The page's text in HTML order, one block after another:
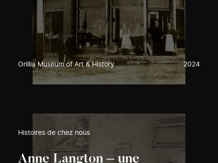
Orillia Museum of Art & History 2024
Histoires de chez nous
Anne Langton – une